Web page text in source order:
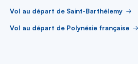
Vol au départ de Saint-Barthélemy
Vol au départ de Polynésie française